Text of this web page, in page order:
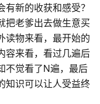
新的收获和感受？
把老爹出去做生意买
读物来看，最开始的
容来看，看过几遍后
不觉看了N遍，最后
知识可以让人受益终